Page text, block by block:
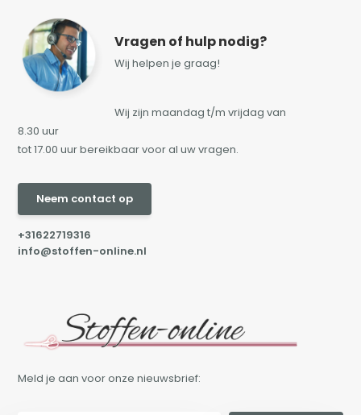
Vragen of hulp nodig?
Wij helpen je graag!
Wij zijn maandag t/m vrijdag van
8.30 uur
tot 17.00 uur bereikbaar voor al uw vragen.
Neem contact op
+31622719316
info@stoffen-online.nl
Meld je aan voor onze nieuwsbrief: